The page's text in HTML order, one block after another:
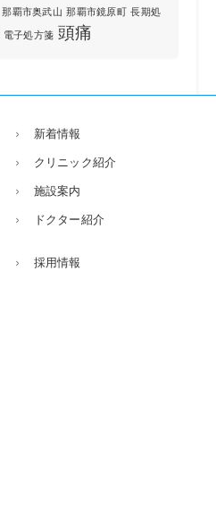
那覇市奥武山 那覇市鏡原町 長期処
電子処方箋 頭痛
新着情報
クリニック紹介
施設案内
ドクター紹介
採用情報